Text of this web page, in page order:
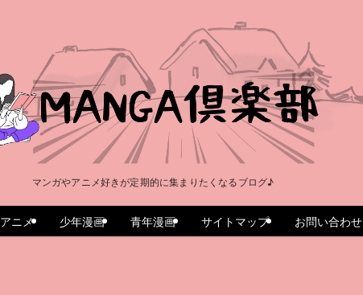
マンガやアニメ好きが定期的に集まりたくなるブログ♪
アニメ 少年漫画 青年漫画 サイトマップ お問い合わせ